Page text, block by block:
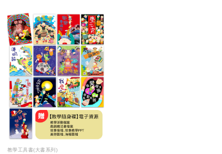
教學工具書(大書系列)